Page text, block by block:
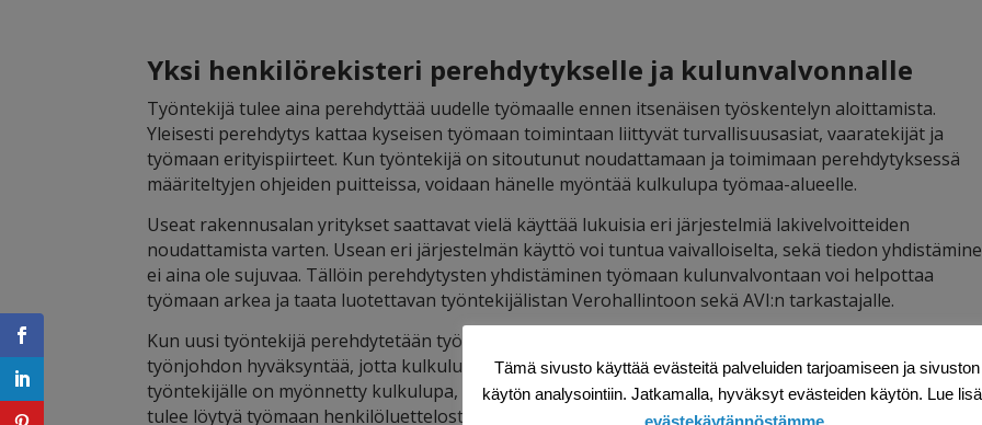
Yksi henkilörekisteri perehdytykselle ja kulunvalvonnalle
Työntekijä tulee aina perehdyttää uudelle työmaalle ennen itsenäisen työskentelyn aloittamista.
Yleisesti perehdytys kattaa kyseisen työmaan toimintaan liittyvät turvallisuusasiat, vaaratekijät ja
työmaan erityispiirteet. Kun työntekijä on sitoutunut noudattamaan ja toimimaan perehdytyksessä
määriteltyjen ohjeiden puitteissa, voidaan hänelle myöntää kulkulupa työmaa-alueelle.
Useat rakennusalan yritykset saattavat vielä käyttää lukuisia eri järjestelmiä lakivelvoitteiden
noudattamista varten. Usean eri järjestelmän käyttö voi tuntua vaivalloiselta, sekä tiedon
ei aina ole sujuvaa. Tällöin perehdytysten yhdistäminen työmaan kulunvalvontaan voi helpottaa
työmaan arkea ja taata luotettavan työntekijälistan Verohallintoon sekä AVI:n tarkastajalle.
Kun uusi työntekijä perehdytetään työmaalle, hänelle myönnetään tämän jälkeen kulkulupa, joka
työnjohdon hyväksyntää, jotta kulkulupa voidaan myöntää perehdytyksen saaneelle työntekijälle.
työntekijälle on myönnetty kulkulupa, hän luonnollisestikin myös työskentelee työmaalla, jolloin
tulee löytyä työmaan henkilöluettelosta. Vertaamalla työmaan henkilöluetteloa sekä listaa työmaalle
Tämä sivusto käyttää evästeitä palveluiden tarjoamiseen ja sivuston
käytön analysointiin. Jatkamalla, hyväksyt evästeiden käytön. Lue
evästekäytännöstämme.